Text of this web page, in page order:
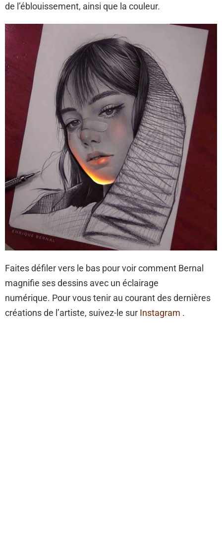
de l’éblouissement, ainsi que la couleur.
Faites défiler vers le bas pour voir comment Bernal
magnifie ses dessins avec un éclairage
numérique. Pour vous tenir au courant des dernières
créations de l’artiste, suivez-le sur Instagram .